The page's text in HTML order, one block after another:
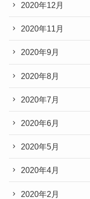
2020年12月
2020年11月
2020年9月
2020年8月
2020年7月
2020年6月
2020年5月
2020年4月
2020年2月